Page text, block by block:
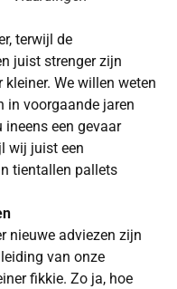
terwijl de
juist strenger zijn
We willen weten
in voorgaande jaren
een gevaar
wij juist een
tientallen pallets
nieuwe adviezen zijn
van onze
fikkie. Zo ja, hoe